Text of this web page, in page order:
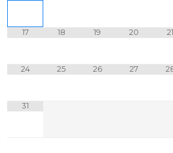
17 18 19 20 21
24 25 26 27
31